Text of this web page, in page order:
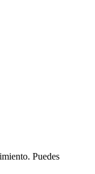
Puedes